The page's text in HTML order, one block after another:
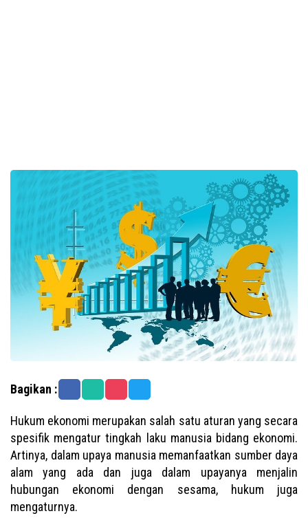
Bagikan :
Hukum ekonomi merupakan salah satu aturan yang secara
spesifik mengatur tingkah laku manusia bidang ekonomi.
Artinya, dalam upaya manusia memanfaatkan sumber daya
alam yang ada dan juga dalam upayanya menjalin
hubungan ekonomi dengan sesama, hukum juga
mengaturnya.